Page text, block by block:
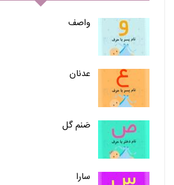
واصف
عدنان
صَنم گل
سارا